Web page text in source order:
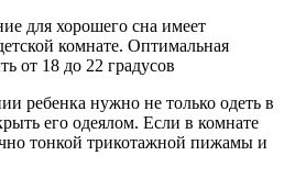
для хорошего сна имеет
комнате. Оптимальная
от 18 до 22 градусов
ребенка нужно не только одеть в
его одеялом. Если в комнате
тонкой трикотажной пижамы и